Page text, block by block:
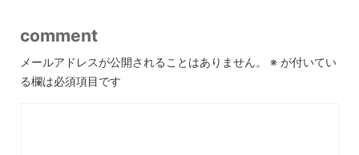
comment
メールアドレスが公開されることはありません。 ※ が付いてい
る欄は必須項目です